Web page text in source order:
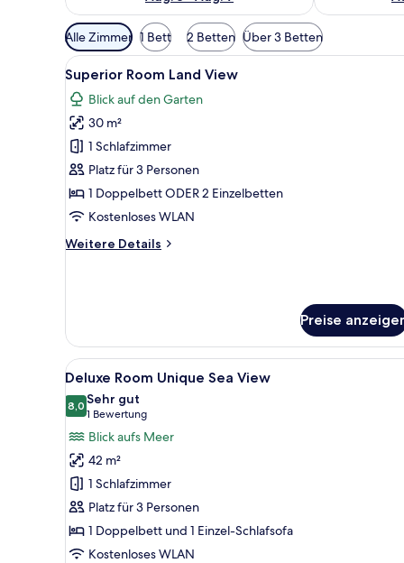
Verfügbare
Filter
für
Zimmer
Alle Zimmer 1 Bett 2 Betten Über 3 Betten
Alle
Fotos
für
Superior
Room
Land
View
anzeigen
Ein modernes Hotelzimmer
3
Superior Room Land View
Blick auf den Garten
30 m²
1 Schlafzimmer
Platz für 3 Personen
1 Doppelbett ODER 2 Einzelbetten
Kostenloses WLAN
Weitere Details
Weitere
View
Preise
Alle
Fotos
für
Deluxe
Room
Unique
Sea
View
anzeigen
Ein modernes Hotelzimmer
4
Deluxe Room Unique Sea View
8,08,0 von 10
Sehr gut
1 Bewertung
(1
Bewertung)
Blick aufs Meer
42 m²
1 Schlafzimmer
Platz für 3 Personen
1 Doppelbett und 1 Einzel-Schlafsofa
Kostenloses WLAN